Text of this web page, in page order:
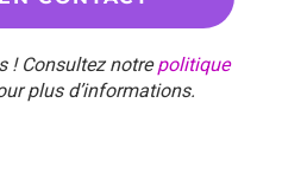
! Consultez notrepolitique
plus d’informations.